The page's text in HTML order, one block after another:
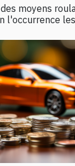
moyens
l'occurrence